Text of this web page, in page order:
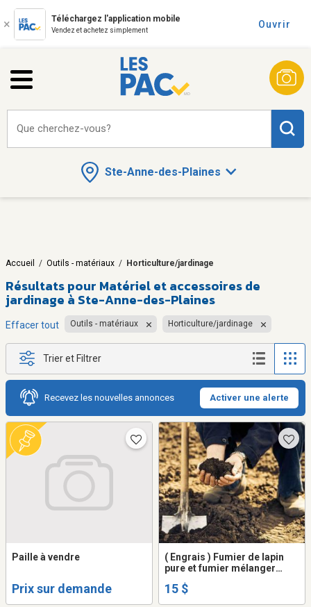
Téléchargez l'application mobile
Vendez et achetez simplement
Ouvrir
Ste-Anne-des-Plaines
Que cherchez-vous?
Accueil / Outils - matériaux / Horticulture/jardinage
Résultats pour Matériel et accessoires de
jardinage à Ste-Anne-des-Plaines
Effacer tout Outils - matériaux Horticulture/jardinage
Trier et Filtrer
Recevez les nouvelles annonces Activer une alerte
Paille à vendre
Prix sur demande
( Engrais ) Fumier de lapin
pure et fumier mélanger
15 $